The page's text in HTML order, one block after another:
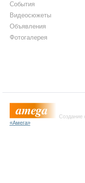
События
Видеосюжеты
Объявления
Фотогалерея
Создание
«Амега»